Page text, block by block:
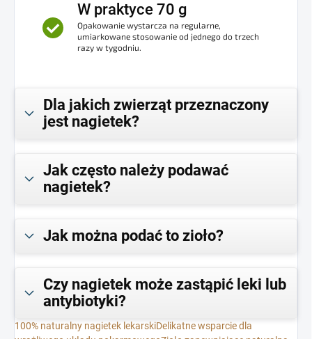
W praktyce 70 g
Opakowanie wystarcza na regularne,
umiarkowane stosowanie od jednego do trzech
razy w tygodniu.
Dla jakich zwierząt przeznaczony
jest nagietek?
Jak często należy podawać
nagietek?
Jak można podać to zioło?
Czy nagietek może zastąpić leki lub
antybiotyki?
100% naturalny nagietek lekarskiDelikatne wsparcie dla